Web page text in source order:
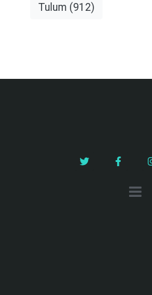
Tulum (912)